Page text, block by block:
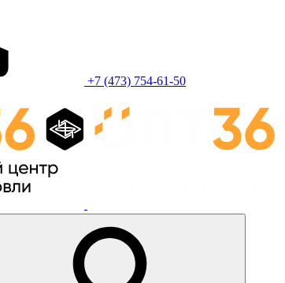
+7 (473) 754-61-50